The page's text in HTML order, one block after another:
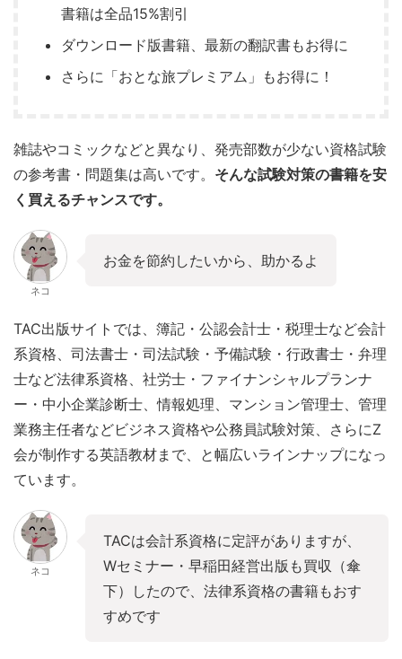
書籍は全品15%割引
ダウンロード版書籍、最新の翻訳書もお得に
さらに「おとな旅プレミアム」もお得に！
雑誌やコミックなどと異なり、発売部数が少ない資格試験
の参考書・問題集は高いです。 そんな試験対策の書籍を安
く買えるチャンスです。
ネコ
お金を節約したいから、助かるよ
TAC出版サイトでは、簿記・公認会計士・税理士など会計
系資格、司法書士・司法試験・予備試験・行政書士・弁理
士など法律系資格、社労士・ファイナンシャルプランナ
ー・中小企業診断士、情報処理、マンション管理士、管理
業務主任者などビジネス資格や公務員試験対策、さらにZ
会が制作する英語教材まで、と幅広いラインナップになっ
ています。
ネコ
TACは会計系資格に定評がありますが、
Wセミナー・早稲田経営出版も買収（傘
下）したので、法律系資格の書籍もおす
すめです